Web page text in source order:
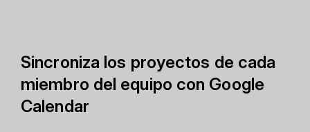
Sincroniza los proyectos de cada
miembro del equipo con Google
Calendar